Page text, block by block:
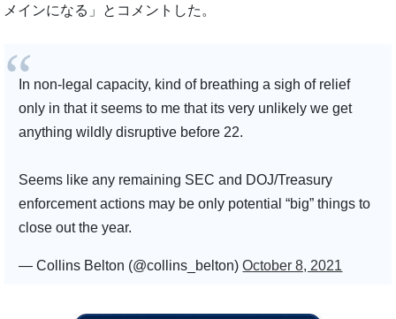
メインになる」とコメントした。
In non-legal capacity, kind of breathing a sigh of relief
only in that it seems to me that its very unlikely we get
anything wildly disruptive before 22.
Seems like any remaining SEC and DOJ/Treasury
enforcement actions may be only potential “big” things to
close out the year.
— Collins Belton (@collins_belton)October 8, 2021